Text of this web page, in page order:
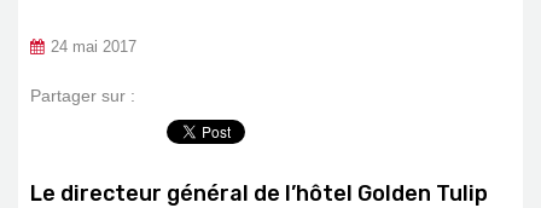
24 mai 2017
Partager sur :
Le directeur général de l’hôtel Golden Tulip